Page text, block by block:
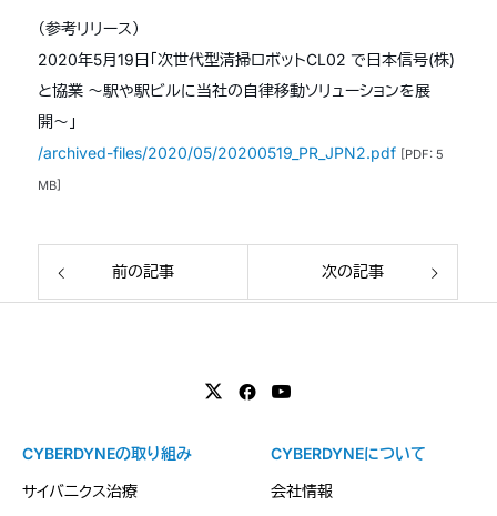
（参考リリース）
2020年5月19日「次世代型清掃ロボットCL02 で日本信号(株)
と協業 〜駅や駅ビルに当社の自律移動ソリューションを展
開〜」
/archived-files/2020/05/20200519_PR_JPN2.pdf [PDF: 5
MB]
前の記事 次の記事
CYBERDYNEの取り組み
サイバニクス治療
CYBERDYNEについて
会社情報